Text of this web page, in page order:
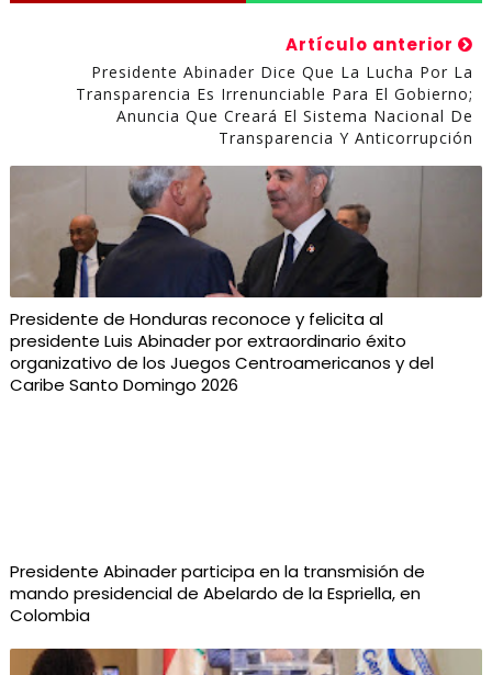
Artículo anterior
Presidente Abinader Dice Que La Lucha Por La
Transparencia Es Irrenunciable Para El Gobierno;
Anuncia Que Creará El Sistema Nacional De
Transparencia Y Anticorrupción
Presidente de Honduras reconoce y felicita al
presidente Luis Abinader por extraordinario éxito
organizativo de los Juegos Centroamericanos y del
Caribe Santo Domingo 2026
Presidente Abinader participa en la transmisión de
mando presidencial de Abelardo de la Espriella, en
Colombia